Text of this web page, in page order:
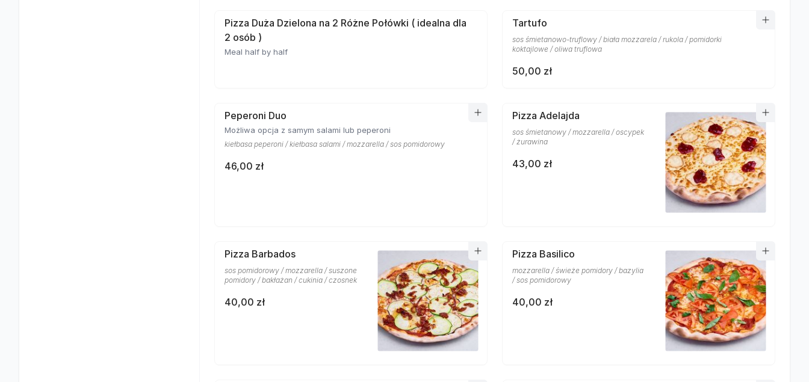
Pizza Duża Dzielona na 2 Różne Połówki ( idealna dla
2 osób )
Meal half by half
Tartufo
sos śmietanowo-truflowy / biała mozzarela / rukola / pomidorki
koktajlowe / oliwa truflowa
50,00 zł
Peperoni Duo
Możliwa opcja z samym salami lub peperoni
kiełbasa peperoni / kiełbasa salami / mozzarella / sos pomidorowy
46,00 zł
Pizza Adelajda
sos śmietanowy / mozzarella / oscypek
/ żurawina
43,00 zł
Pizza Barbados
sos pomidorowy / mozzarella / suszone
pomidory / bakłażan / cukinia / czosnek
40,00 zł
Pizza Basilico
mozzarella / świeże pomidory / bazylia
/ sos pomidorowy
40,00 zł